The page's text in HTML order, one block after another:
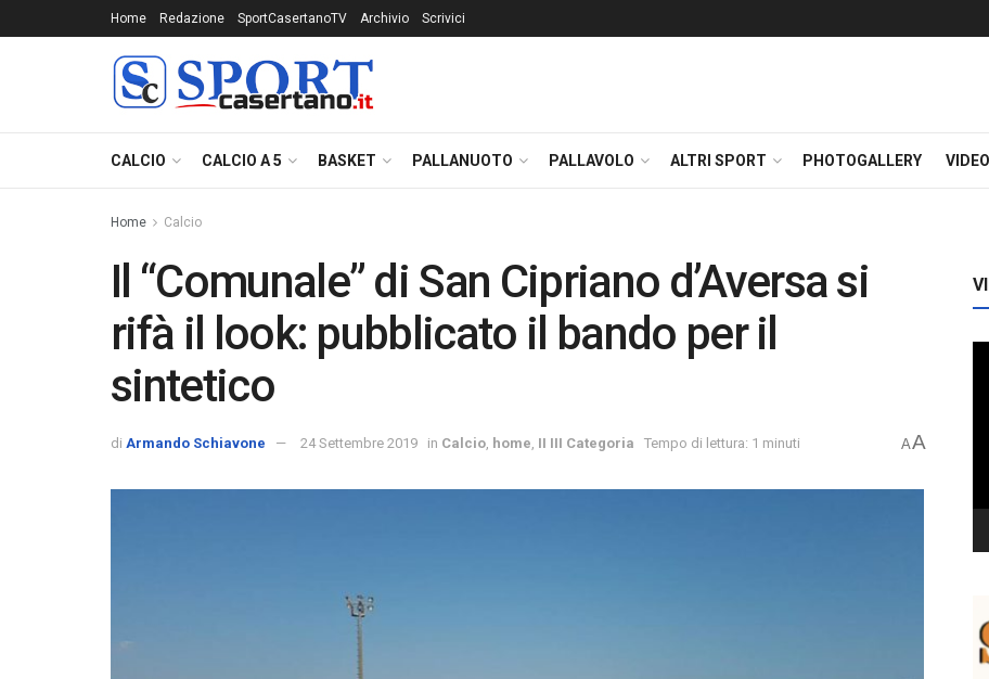
Home Redazione SportCasertanoTV Archivio Scrivici
CALCIO CALCIO A 5 BASKET PALLANUOTO PALLAVOLO ALTRI SPORT PHOTOGALLERY VIDEO
Home Calcio
Il “Comunale” di San Cipriano d’Aversa si
rifà il look: pubblicato il bando per il
sintetico
di Armando Schiavone 24 Settembre 2019 in Calcio home II III Categoria Tempo di lettura: 1 minuti AA